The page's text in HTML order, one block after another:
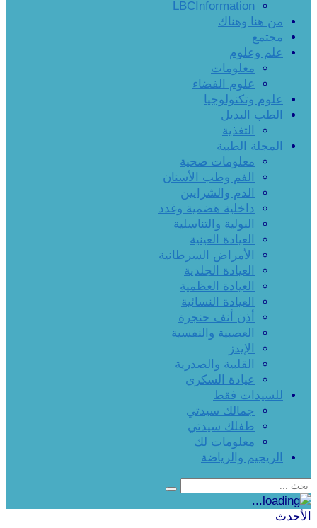
LBCInformation
من هنا وهناك
مجتمع
علم وعلوم
معلومات
علوم الفضاء
علوم وتكنولوجيا
الطب البديل
التغذية
المجلة الطبية
معلومات صحية
الفم وطب الأسنان
الدم والشرايين
داخلية هضمية وغدد
البولية والتناسلية
العيادة العينية
الأمراض السرطانية
العيادة الجلدية
العيادة العظمية
العيادة النسائية
أذن أنف حنجرة
العصبية والنفسية
الإيدز
القلبية والصدرية
عيادة السكري
للسيدات فقط
جمالك سيدتي
طفلك سيدتي
معلومات لك
الريجيم والرياضة
الأحدث